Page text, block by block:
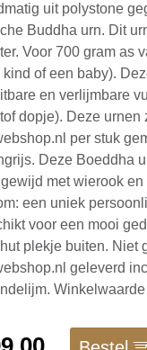
uit polystone
Buddha urn. Dit
Voor 700 gram as
kind of een baby).
en verlijmbare
dopje). Deze
per stuk
Deze Boeddha
met wierook
een uniek
voor een mooi
plekje buiten. Niet
geleverd